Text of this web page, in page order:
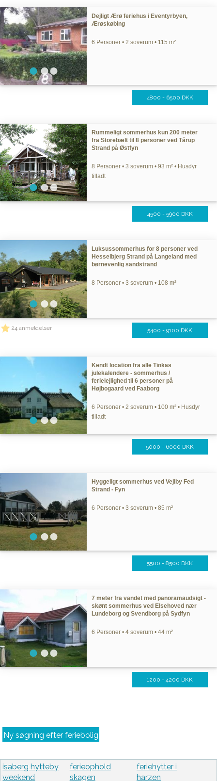
Dejligt Ærø feriehus i Eventyrbyen,
Ærøskøbing
6 Personer • 2 soverum • 115 m²
4800 - 6500 DKK
Rummeligt sommerhus kun 200 meter
fra Storebælt til 8 personer ved Tårup
Strand på Østfyn
8 Personer • 3 soverum • 93 m² • Husdyr
tilladt
4500 - 5900 DKK
Luksussommerhus for 8 personer ved
Hesselbjerg Strand på Langeland med
børnevenlig sandstrand
8 Personer • 3 soverum • 108 m²
24 anmeldelser 5400 - 9100 DKK
Kendt location fra alle Tinkas
julekalendere - sommerhus /
ferielejlighed til 6 personer på
Højbogaard ved Faaborg
6 Personer • 2 soverum • 100 m² • Husdyr
tilladt
5000 - 6000 DKK
Hyggeligt sommerhus ved Vejlby Fed
Strand - Fyn
6 Personer • 3 soverum • 85 m²
5500 - 8500 DKK
7 meter fra vandet med panoramaudsigt -
skønt sommerhus ved Elsehoved nær
Lundeborg og Svendborg på Sydfyn
6 Personer • 4 soverum • 44 m²
1200 - 4200 DKK
Ny søgning efter feriebolig
isaberg hytteby
weekend
ferieophold
skagen
feriehytter i
harzen